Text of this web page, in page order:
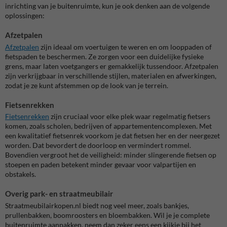
inrichting van je buitenruimte, kun je ook denken aan de volgende
oplossingen:
Afzetpalen
Afzetpalen zijn ideaal om voertuigen te weren en om looppaden of
fietspaden te beschermen. Ze zorgen voor een duidelijke fysieke
grens, maar laten voetgangers er gemakkelijk tussendoor. Afzetpalen
zijn verkrijgbaar in verschillende stijlen, materialen en afwerkingen,
zodat je ze kunt afstemmen op de look van je terrein.
Fietsenrekken
Fietsenrekken zijn cruciaal voor elke plek waar regelmatig fietsers
komen, zoals scholen, bedrijven of appartementencomplexen. Met
een kwalitatief fietsenrek voorkom je dat fietsen her en der neergezet
worden. Dat bevordert de doorloop en vermindert rommel.
Bovendien vergroot het de veiligheid: minder slingerende fietsen op
stoepen en paden betekent minder gevaar voor valpartijen en
obstakels.
Overig park- en straatmeubilair
Straatmeubilairkopen.nl biedt nog veel meer, zoals bankjes,
prullenbakken, boomroosters en bloembakken. Wil je je complete
buitenruimte aanpakken, neem dan zeker eens een kijkje bij het